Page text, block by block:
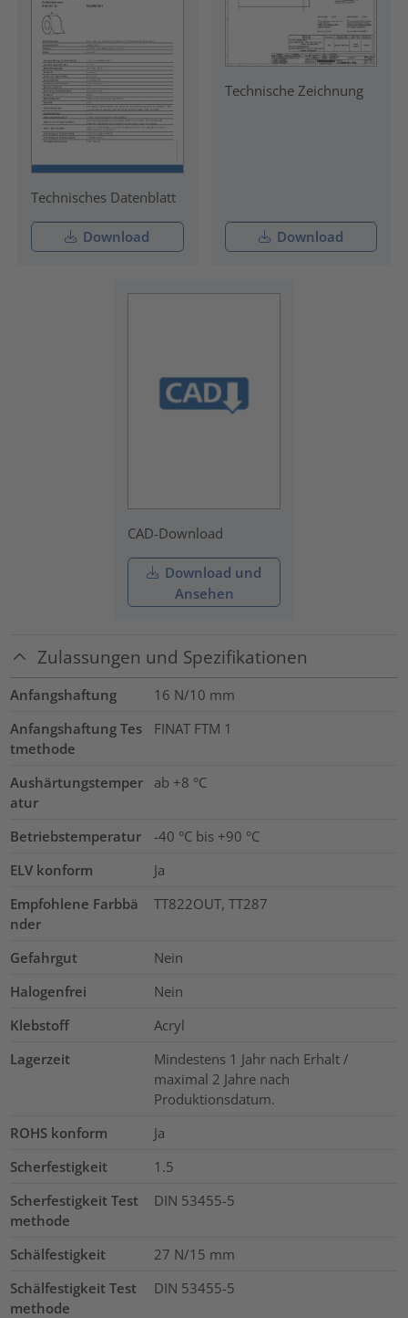
Technisches Datenblatt
Download
Technische Zeichnung
Download
CAD-Download
Download und
Ansehen
Zulassungen und Spezifikationen
Anfangshaftung 16 N/10 mm
Anfangshaftung Tes
tmethode
FINAT FTM 1
Aushärtungstemper
atur
ab +8 °C
Betriebstemperatur
-40 °C bis +90 °C
ELV konform
Ja
Empfohlene Farbbä
nder
TT822OUT, TT287
Gefahrgut
Nein
Halogenfrei
Nein
Klebstoff
Acryl
Lagerzeit
Mindestens 1 Jahr nach Erhalt /
maximal 2 Jahre nach
Produktionsdatum.
ROHS konform
Ja
Scherfestigkeit
1.5
Scherfestigkeit Test
methode
DIN 53455-5
Schälfestigkeit
27 N/15 mm
Schälfestigkeit Test
methode
DIN 53455-5